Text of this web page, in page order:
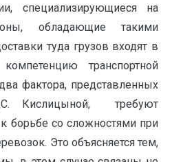
специализирующиеся на
обладающие такими
туда грузов входят в
транспортной
фактора, представленных
Кислицыной, требуют
борьбе со сложностями при
Это объясняется тем,